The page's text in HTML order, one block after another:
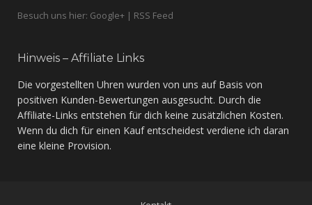
Besuch uns hier: Google+ | RSS Feed
Hinweis – Affiliate Links
Die vorgestellten Uhren wurden von uns auf Basis von
positiven Kunden-Bewertungen ausgesucht. Durch die
Affiliate-Links entstehen für dich keine zusätzlichen Kosten.
Wenn du dich für einen Kauf entscheidest verdiene ich daran
eine kleine Provision.